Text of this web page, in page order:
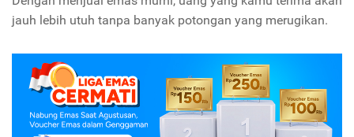
jauh lebih utuh tanpa banyak potongan yang merugikan.